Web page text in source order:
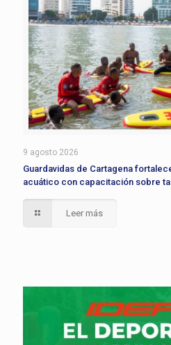
9 agosto 2026
Guardavidas de Cartagena
acuático con capacitación sobre
Leer más